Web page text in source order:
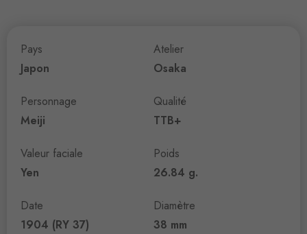
Pays
Japon
Personnage
Meiji
Valeur faciale
Yen
Date
1904 (RY 37)
Atelier
Osaka
Qualité
TTB+
Poids
26.84 g.
Diamètre
38 mm